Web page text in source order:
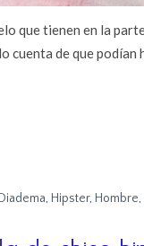
que tienen en la
cuenta de que podían
Diadema, Hipster, Hombre,